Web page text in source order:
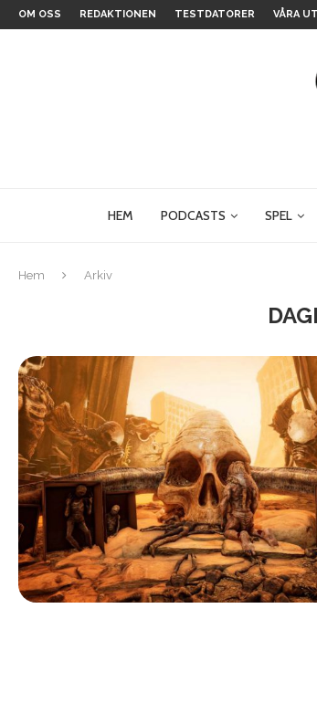
OM OSS REDAKTIONEN TESTDATORER VÅRA
HEM PODCASTS SPEL
Hem Arkiv